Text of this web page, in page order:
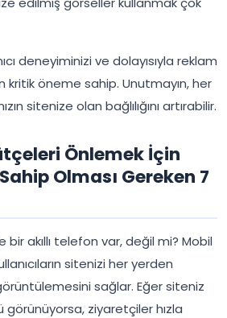
deneyiminizi ve dolayısıyla reklam
kritik öneme sahip. Unutmayın, her
sitenize olan bağlılığını artırabilir.
Önlemek İçin
Olması Gereken 7
bir akıllı telefon var, değil mi? Mobil
sitenizi her yerden
sağlar. Eğer siteniz
ziyaretçiler hızla